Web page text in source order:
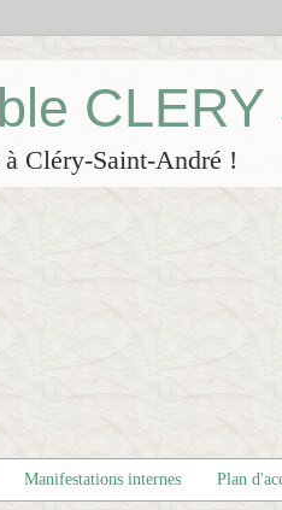
Cléry-Saint-André !
Manifestations internes Plan